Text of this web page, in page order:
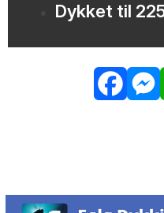
Dykket til